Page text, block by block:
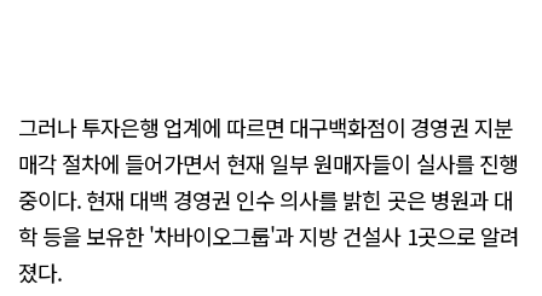
그러나 투자은행 업계에 따르면 대구백화점이 경영권 지분
매각 절차에 들어가면서 현재 일부 원매자들이 실사를 진행
중이다. 현재 대백 경영권 인수 의사를 밝힌 곳은 병원과 대
학 등을 보유한 '차바이오그룹'과 지방 건설사 1곳으로 알려
졌다.